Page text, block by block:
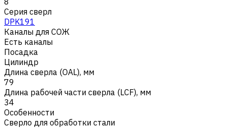
Серия сверл
DPK191
Каналы для СОЖ
Есть каналы
Посадка
Цилиндр
Длина сверла (OAL), мм
79
Длина рабочей части сверла (LCF), мм
34
Особенности
Сверло для обработки стали